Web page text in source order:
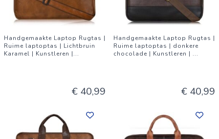
Handgemaakte Laptop Rugtas |
Ruime laptoptas | Lichtbruin
Karamel | Kunstleren |...
€ 40,99
Handgemaakte Laptop Rugtas |
Ruime laptoptas | donkere
chocolade | Kunstleren | ...
€ 40,99